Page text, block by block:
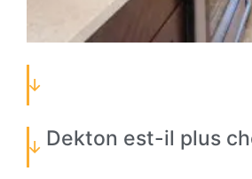
Dekton est-il plus